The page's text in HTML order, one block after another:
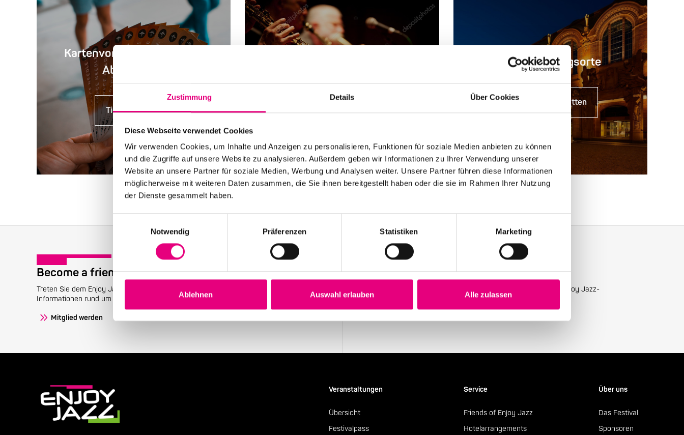
Zustimmung Details Über Cookies
Diese Webseite verwendet Cookies
Wir verwenden Cookies, um Inhalte und Anzeigen zu personalisieren, Funktionen für soziale Medien anbieten zu können
und die Zugriffe auf unsere Website zu analysieren. Außerdem geben wir Informationen zu Ihrer Verwendung unserer
Website an unsere Partner für soziale Medien, Werbung und Analysen weiter. Unsere Partner führen diese Informationen
möglicherweise mit weiteren Daten zusammen, die Sie ihnen bereitgestellt haben oder die sie im Rahmen Ihrer Nutzung
der Dienste gesammelt haben.
Notwendig
Präferenzen Statistiken Marketing
Ablehnen Auswahl erlauben Alle zulassen
Kartenvorverkauf, Rabatte,
Abendkasse
Tickets kaufen Zum Programm
Veranstaltungsorte
Zu den Spielstätten
Become a friend!
Treten Sie dem Enjoy Jazz-Freundeskreis bei und erhalten Sie exklusive
Informationen rund um das Festival.
Mitglied werden
Stay up to date!
Erhalten Sie regelmäßig die aktuellsten Neuigkeiten mit unserem Enjoy Jazz-
Newsletter.
Veranstaltungen
Übersicht
Festivalpass
Service
Friends of Enjoy Jazz
Hotelarrangements
Über uns
Das Festival
Sponsoren